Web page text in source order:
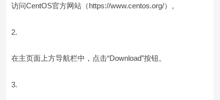
访问CentOS官方网站（https://www.centos.org/）。
在主页面上方导航栏中，点击“Download”按钮。